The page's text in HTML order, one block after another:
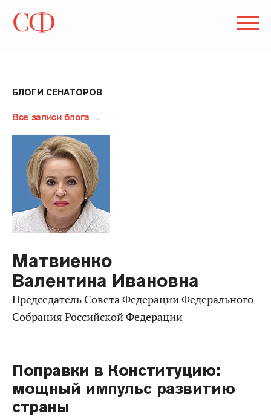
БЛОГИ СЕНАТОРОВ
Все записи блога
Матвиенко
Валентина Ивановна
Председатель Совета Федерации Федерального
Собрания Российской Федерации
Поправки в Конституцию:
мощный импульс развитию
страны